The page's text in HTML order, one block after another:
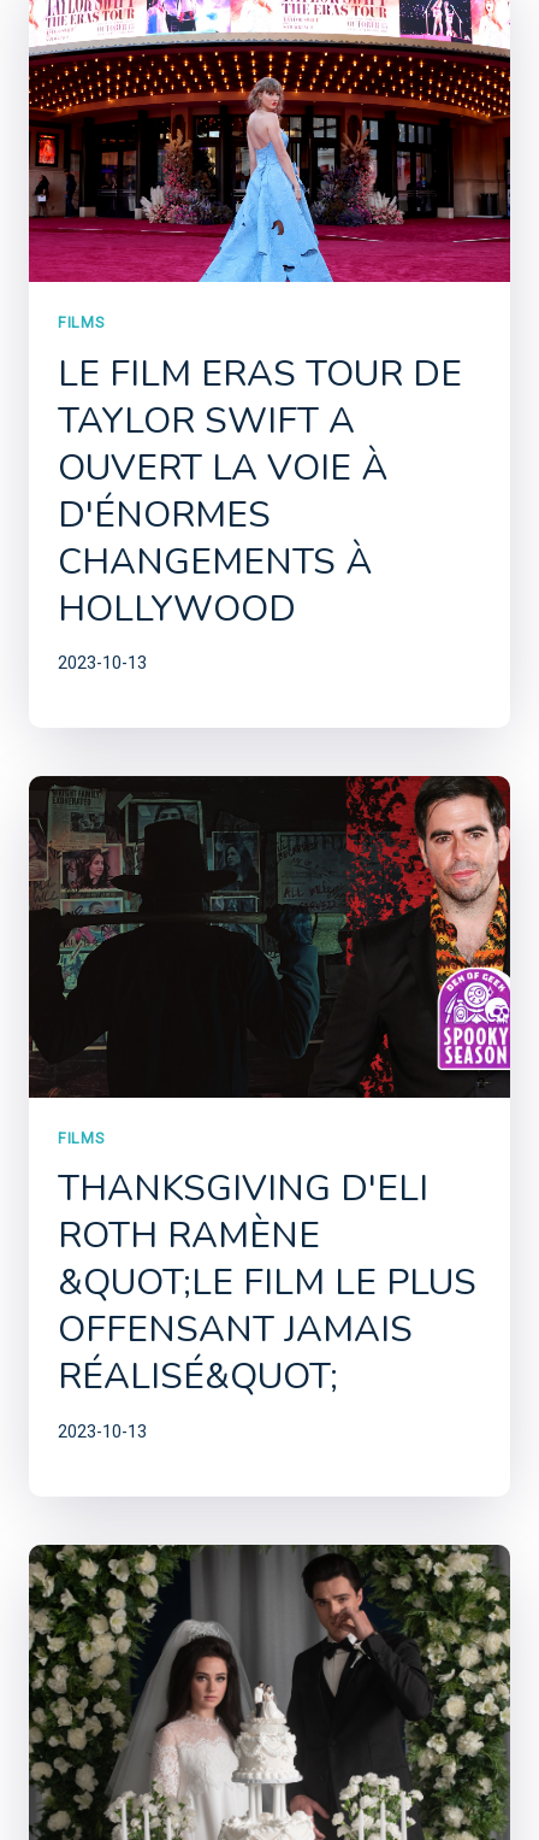
FILMS
LE FILM ERAS TOUR DE
TAYLOR SWIFT A
OUVERT LA VOIE À
D'ÉNORMES
CHANGEMENTS À
HOLLYWOOD
2023-10-13
FILMS
THANKSGIVING D'ELI
ROTH RAMÈNE
&QUOT;LE FILM LE PLUS
OFFENSANT JAMAIS
RÉALISÉ&QUOT;
2023-10-13